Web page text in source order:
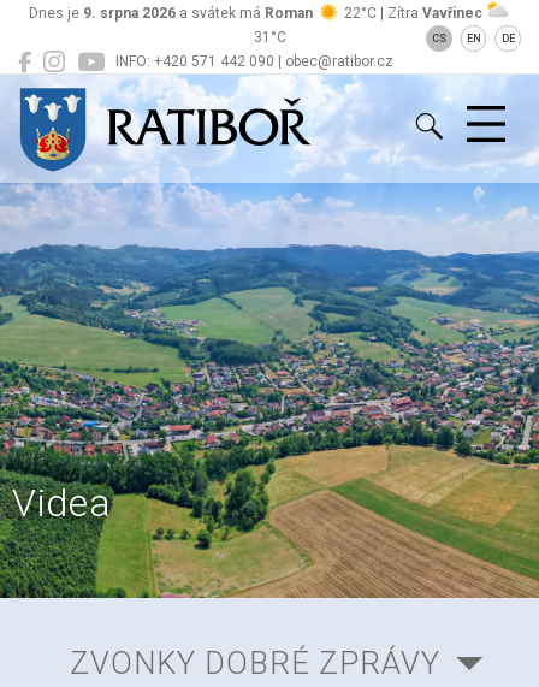
INFO: +420 571 442 090 | obec@ratibor.cz
Dnes je 9. srpna 2026 a svátek má Roman 22°C | Zítra Vavřinec
31°C
CS EN DE
Ratiboř
Videa
ZVONKY DOBRÉ ZPRÁVY